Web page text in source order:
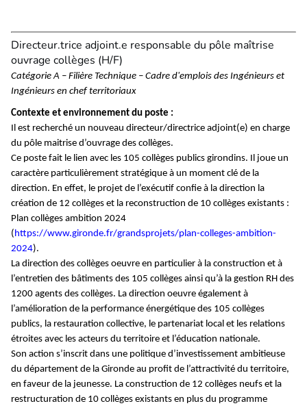
Directeur.trice adjoint.e responsable du pôle maîtrise
ouvrage collèges (H/F)
Catégorie A – Filière Technique – Cadre d'emplois des Ingénieurs et
Ingénieurs en chef territoriaux
Contexte et environnement du poste :
Il est recherché un nouveau directeur/directrice adjoint(e) en charge
du pôle maitrise d’ouvrage des collèges.
Ce poste fait le lien avec les 105 collèges publics girondins. Il joue un
caractère particulièrement stratégique à un moment clé de la
direction. En effet, le projet de l’exécutif confie à la direction la
création de 12 collèges et la reconstruction de 10 collèges existants :
Plan collèges ambition 2024
(https://www.gironde.fr/grandsprojets/plan-colleges-ambition-
2024).
La direction des collèges oeuvre en particulier à la construction et à
l’entretien des bâtiments des 105 collèges ainsi qu’à la gestion RH des
1200 agents des collèges. La direction oeuvre également à
l’amélioration de la performance énergétique des 105 collèges
publics, la restauration collective, le partenariat local et les relations
étroites avec les acteurs du territoire et l’éducation nationale.
Son action s’inscrit dans une politique d’investissement ambitieuse
du département de la Gironde au profit de l’attractivité du territoire,
en faveur de la jeunesse. La construction de 12 collèges neufs et la
restructuration de 10 collèges existants en plus du programme